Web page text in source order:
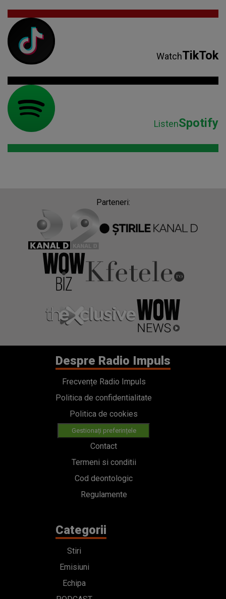
WatchTikTok
ListenSpotify
Parteneri:
Despre Radio Impuls
Frecvențe Radio Impuls
Politica de confidentialitate
Politica de cookies
Gestionați preferințele
Contact
Termeni si conditii
Cod deontologic
Regulamente
Categorii
Stiri
Emisiuni
Echipa